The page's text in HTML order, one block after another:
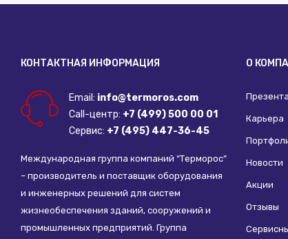
КОНТАКТНАЯ ИНФОРМАЦИЯ
Email: info@termoros.com
Call-центр: +7 (499) 500 00 01
Сервис: +7 (495) 447-36-45
Международная группа компаний “Терморос”
– производитель и поставщик оборудования
и инженерных решений для систем
жизнеобеспечения зданий, сооружений и
промышленных предприятий. Группа
О
Карьера
Новости
Акции
Отзывы